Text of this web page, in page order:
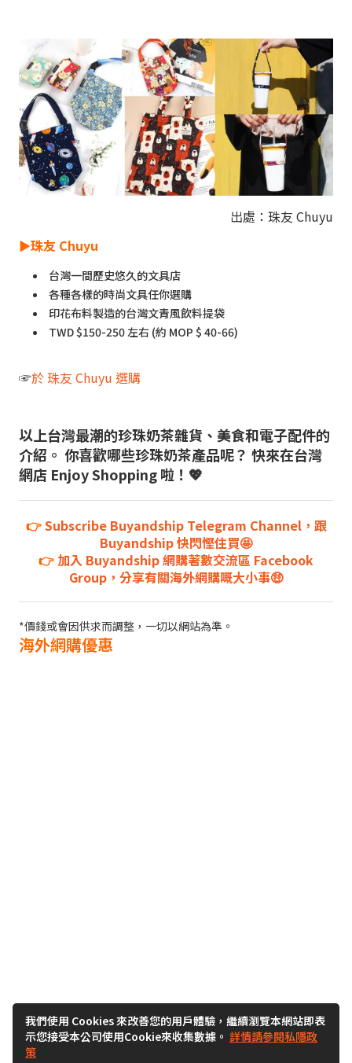
出處：珠友 Chuyu
►珠友 Chuyu
台灣一間歷史悠久的文具店
各種各樣的時尚文具任你選購
印花布料製造的台灣文青風飲料提袋
TWD $150-250 左右 (約 MOP $ 40-66)
☞於 珠友 Chuyu 選購
以上台灣最潮的珍珠奶茶雜貨、美食和電子配件的
介紹。 你喜歡哪些珍珠奶茶產品呢？ 快來在台灣
網店 Enjoy Shopping 啦！💖
👉Subscribe Buyandship Telegram Channel，跟
Buyandship 快閃慳住買🤩
👉 加入 Buyandship 網購著數交流區 Facebook
Group，分享有關海外網購嘅大小事🤑
*價錢或會因供求而調整，一切以網站為準。
海外網購優惠
我們使用 Cookies 來改善您的用戶體驗，繼續瀏覽本網站即表
示您接受本公司使用Cookie來收集數據。 詳情請參閱私隱政
策